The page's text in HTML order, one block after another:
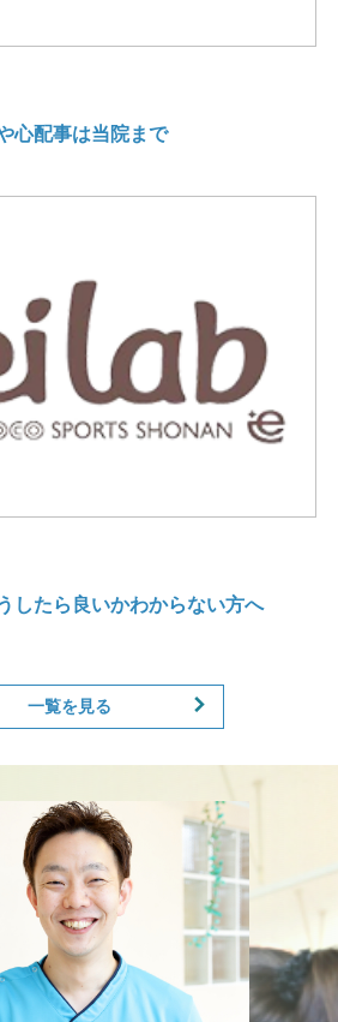
心配事は当院まで
したら良いかわからない方へ
一覧を見る